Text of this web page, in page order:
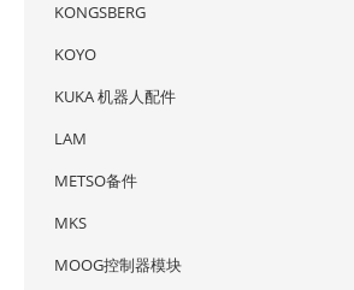
KONGSBERG
KOYO
KUKA 机器人配件
LAM
METSO备件
MKS
MOOG控制器模块